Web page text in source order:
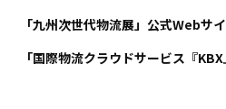
「九州次世代物流展」公式Webサ
「国際物流クラウドサービス『